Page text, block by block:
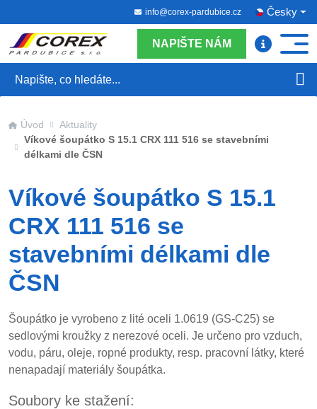
info@corex-pardubice.cz Česky
NAPIŠTE NÁM
Úvod
Aktuality
Víkové šoupátko S 15.1 CRX 111 516 se stavebními
délkami dle ČSN
Víkové šoupátko S 15.1
CRX 111 516 se
stavebními délkami dle
ČSN
Šoupátko je vyrobeno z lité oceli 1.0619 (GS-C25) se
sedlovými kroužky z nerezové oceli. Je určeno pro vzduch,
vodu, páru, oleje, ropné produkty, resp. pracovní látky, které
nenapadají materiály šoupátka.
Soubory ke stažení: